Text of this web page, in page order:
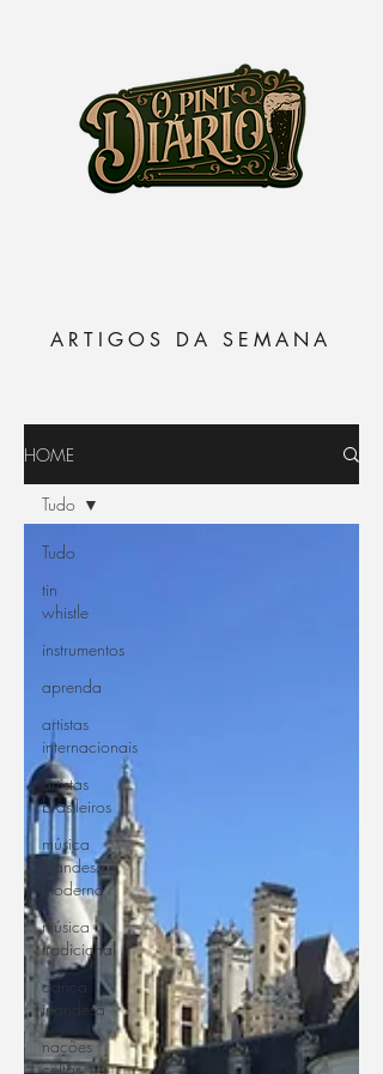
ARTIGOS DA SEMANA
HOME
Tudo
tin
whistle
instrumentos
aprenda
artistas
internacionais
artistas
brasileiros
música
irlandesa
moderna
música
tradicional
dança
irlandesa
nações
celtas
Tudo